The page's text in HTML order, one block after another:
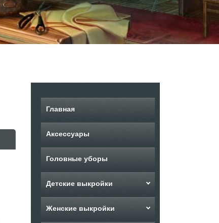
Главная
Аксессуары
Головные уборы
Детские выкройки
Женские выкройки